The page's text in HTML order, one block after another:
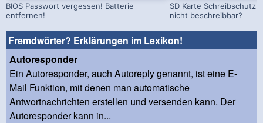
BIOS Passwort vergessen! Batterie
entfernen!
SD Karte Schreibschutz
nicht beschreibbar?
Fremdwörter? Erklärungen im Lexikon!
Autoresponder
Ein Autoresponder, auch Autoreply genannt, ist eine E-
Mail Funktion, mit denen man automatische
Antwortnachrichten erstellen und versenden kann. Der
Autoresponder kann in...